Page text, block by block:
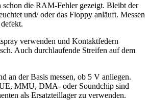
schon die RAM-Fehler gezeigt. Bleibt der
und/ oder das Floppy anläuft. Messen
verwenden und Kontaktfedern
Auch durchlaufende Streifen auf dem
an der Basis messen, ob 5 V anliegen.
MMU, DMA- oder Soundchip sind
als Ersatzteillager zu verwenden.